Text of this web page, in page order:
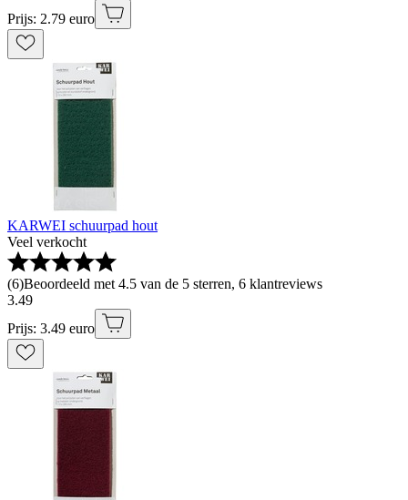
Prijs: 2.79 euro
KARWEI schuurpad hout
Veel verkocht
(6)Beoordeeld met 4.5 van de 5 sterren, 6 klantreviews
3.49
Prijs: 3.49 euro